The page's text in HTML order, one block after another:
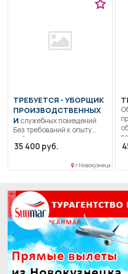
ТРЕБУЕТСЯ - УБОРЩИК
ПРОИЗВОДСТВЕННЫХ
И служебных помещений
Без требований к опыту
работы и уровню
образования,...
35 400 руб.
г Новокузнецк
реклама